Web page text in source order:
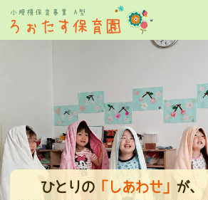
10年後、20年後も
ひとりの「しあわせ」 が、
話しかけたり、気にかけたり。
暮らしのそばに、
10年後、20年後も
ひとりの「しあわせ」 が、